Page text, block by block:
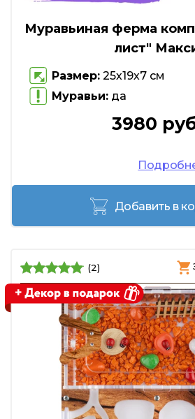
Муравьиная ферма
лист"
Размер: 25х19х7 см
Муравьи: да
3980
Добавить в
(2)